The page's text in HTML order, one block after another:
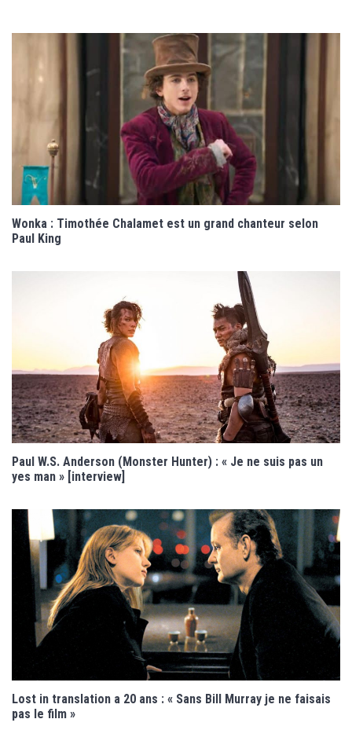
Wonka : Timothée Chalamet est un grand chanteur selon
Paul King
Paul W.S. Anderson (Monster Hunter) : « Je ne suis pas un
yes man » [interview]
Lost in translation a 20 ans : « Sans Bill Murray je ne faisais
pas le film »